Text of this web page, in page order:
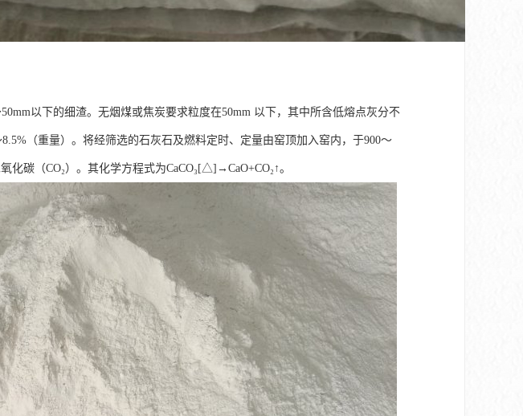
以下的细渣。无烟煤或焦炭要求粒度在50mm 以下，其中所含低熔点灰分不
（重量）。将经筛选的石灰石及燃料定时、定量由窑顶加入窑内，于900～
碳（CO₂）。其化学方程式为CaCO₃[△]→CaO+CO₂↑。